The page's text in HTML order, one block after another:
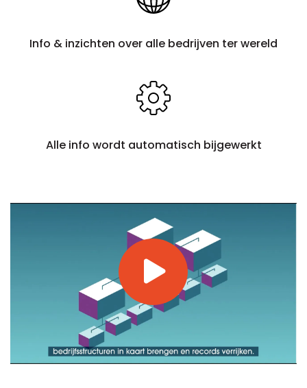
Info & inzichten over alle bedrijven ter wereld
Alle info wordt automatisch bijgewerkt